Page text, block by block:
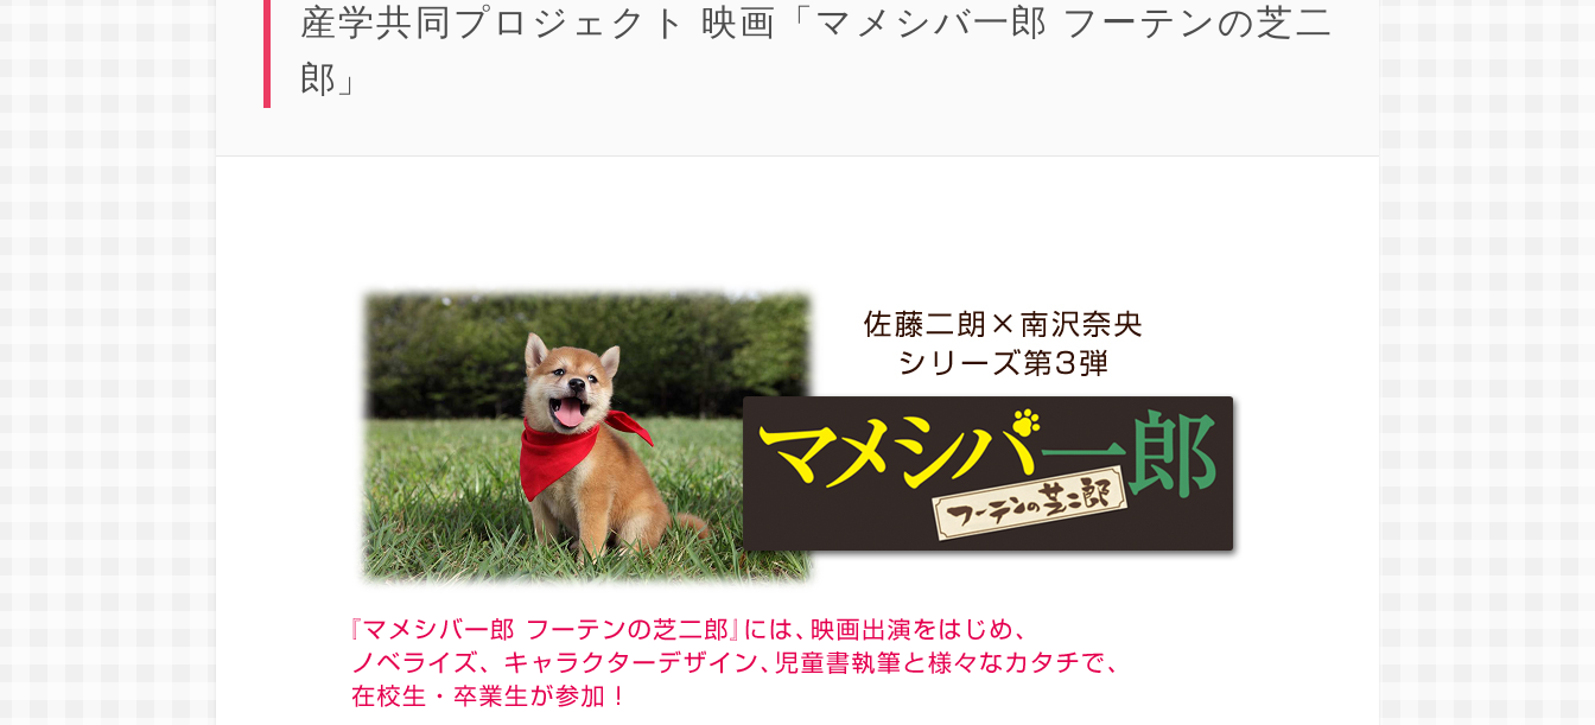
産学共同プロジェクト 映画「マメシバ一郎 フーテンの芝二
郎」